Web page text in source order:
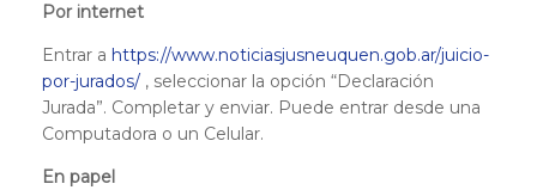
Por internet
Entrar a https://www.noticiasjusneuquen.gob.ar/juicio-
por-jurados/ , seleccionar la opción “Declaración
Jurada”. Completar y enviar. Puede entrar desde una
Computadora o un Celular.
En papel